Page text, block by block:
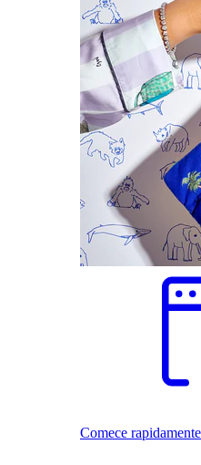
Comece rapidamente